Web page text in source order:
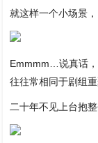
就这样一个小场景
Emmmm…说真话
往往常相同于剧组重
二十年不见上台抱